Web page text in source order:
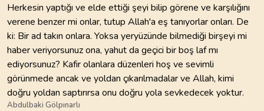
Herkesin yaptığı ve elde ettiği şeyi bilip görene ve karşılığını
verene benzer mi onlar, tutup Allah'a eş tanıyorlar onları. De
ki: Bir ad takın onlara. Yoksa yeryüzünde bilmediği birşeyi mi
haber veriyorsunuz ona, yahut da geçici bir boş laf mı
ediyorsunuz? Kafir olanlara düzenleri hoş ve sevimli
görünmede ancak ve yoldan çıkarılmadalar ve Allah, kimi
doğru yoldan saptırırsa onu doğru yola sevkedecek yoktur.
Abdulbaki Gölpınarlı